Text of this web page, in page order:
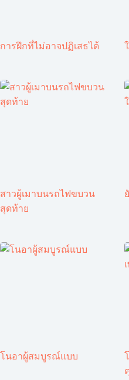
การฝึกที่ไม่อาจปฏิเสธได้
สาวผู้เมาบนรถไฟขบวน
สุดท้าย
โนอาผู้สมบูรณ์แบบ